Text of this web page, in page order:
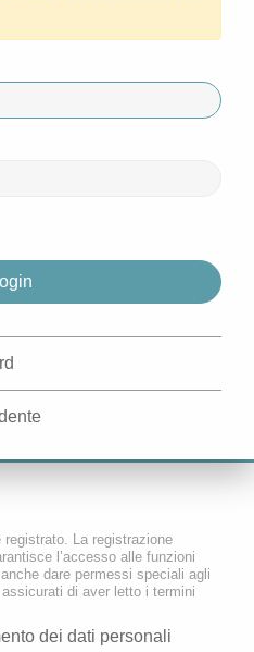
La registrazione
l’accesso alle funzioni
dare permessi speciali agli
di aver letto i termini
dei dati personali